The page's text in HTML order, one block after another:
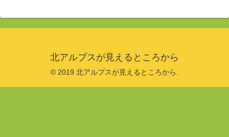
北アルプスが見えるところから
© 2019 北アルプスが見えるところから.